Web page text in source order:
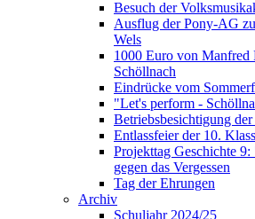
Besuch der
Ausflug der Pony-AG
Wels
1000 Euro von Manfred
Schöllnach
Eindrücke vom
"Let's perform -
Betriebsbesichtigung
Entlassfeier der 10.
Projekttag Geschichte
gegen das Vergessen
Tag der Ehrungen
Archiv
Schuljahr 2024/25